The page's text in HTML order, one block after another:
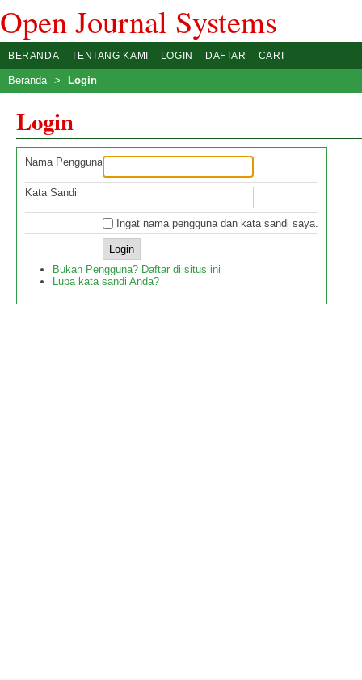
Open Journal Systems
BERANDA TENTANG KAMI LOGIN DAFTAR CARI
Beranda > Login
Login
Nama Pengguna
Kata Sandi
Ingat nama pengguna dan kata sandi saya.
Bukan Pengguna? Daftar di situs ini
Lupa kata sandi Anda?